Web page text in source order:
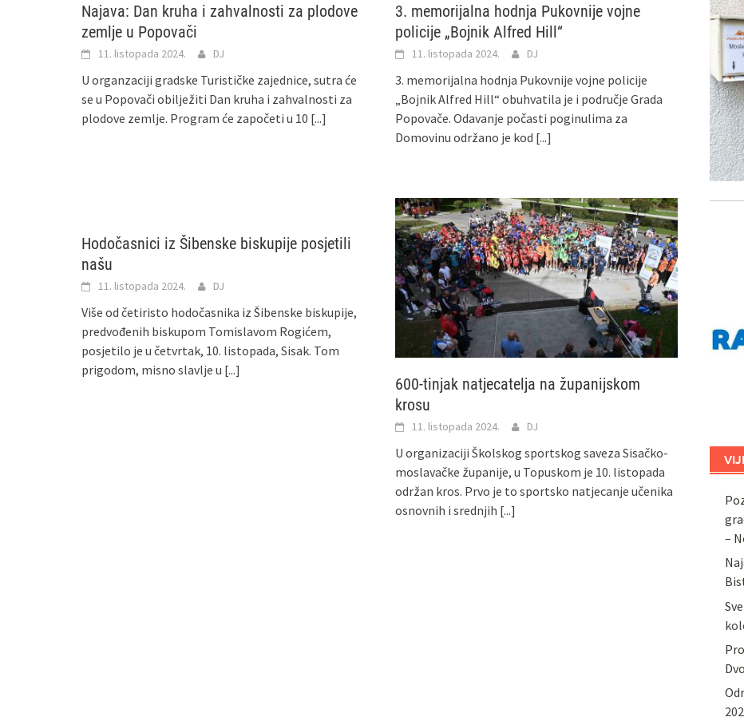
Najava: Dan kruha i zahvalnosti za plodove
zemlje u Popovači
11. listopada 2024. DJ
U organzaciji gradske Turističke zajednice, sutra će
se u Popovači obilježiti Dan kruha i zahvalnosti za
plodove zemlje. Program će započeti u 10 [...]
3. memorijalna hodnja Pukovnije vojne
policije „Bojnik Alfred Hill“
11. listopada 2024. DJ
3. memorijalna hodnja Pukovnije vojne policije
„Bojnik Alfred Hill“ obuhvatila je i područje Grada
Popovače. Odavanje počasti poginulima za
Domovinu održano je kod [...]
Hodočasnici iz Šibenske biskupije posjetili
našu
11. listopada 2024. DJ
Više od četiristo hodočasnika iz Šibenske biskupije,
predvođenih biskupom Tomislavom Rogićem,
posjetilo je u četvrtak, 10. listopada, Sisak. Tom
prigodom, misno slavlje u [...]
600-tinjak natjecatelja na županijskom
krosu
11. listopada 2024. DJ
U organizaciji Školskog sportskog saveza Sisačko-
moslavačke županije, u Topuskom je 10. listopada
održan kros. Prvo je to sportsko natjecanje učenika
osnovnih i srednjih [...]
–